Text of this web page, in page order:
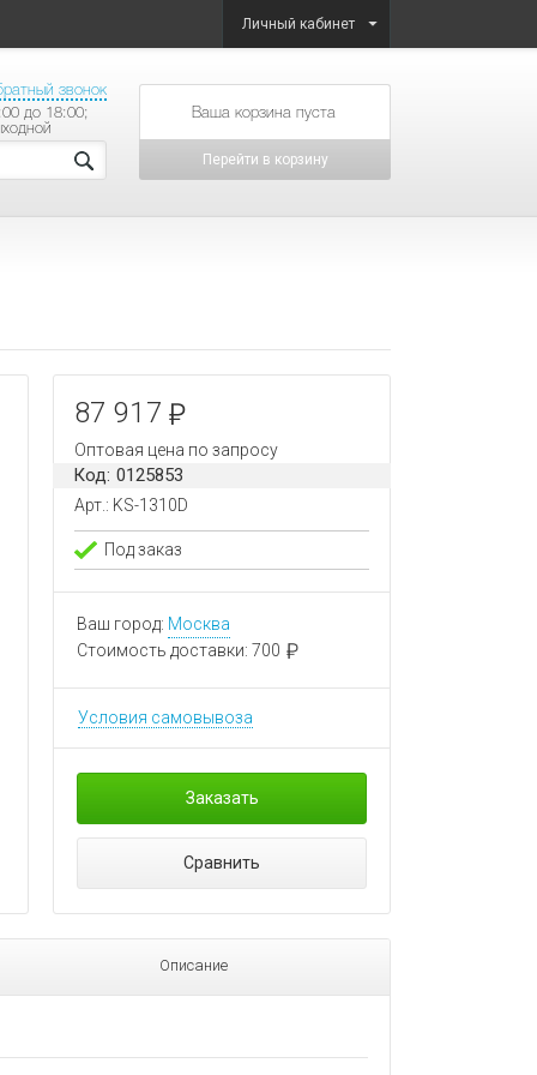
Личный кабинет
звонок
до 18:00;
товаров на сумму
Перейти в корзину
87 917
Оптовая цена по запросу
Код: 0125853
Арт.: KS-1310D
Под заказ
Ваш город: Москва
Стоимость доставки: 700
Условия самовывоза
Заказать
Сравнить
Описание